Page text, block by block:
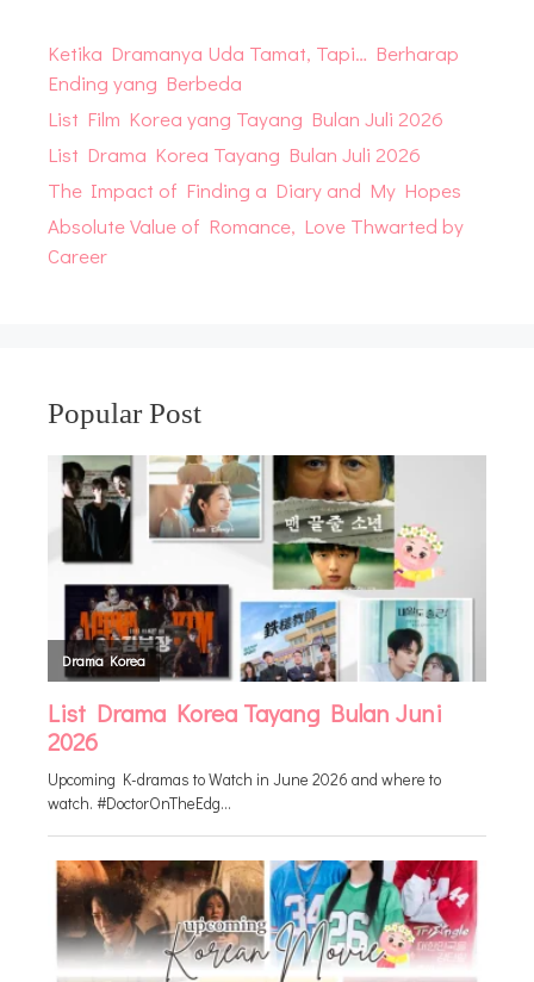
Ketika Dramanya Uda Tamat, Tapi… Berharap
Ending yang Berbeda
List Film Korea yang Tayang Bulan Juli 2026
List Drama Korea Tayang Bulan Juli 2026
The Impact of Finding a Diary and My Hopes
Absolute Value of Romance, Love Thwarted by
Career
Popular Post